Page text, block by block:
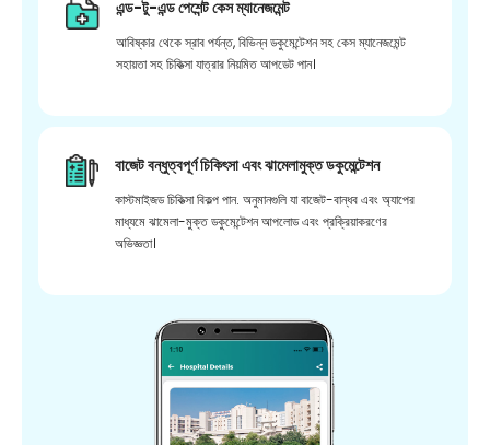
এন্ড-টু-এন্ড পেশেন্ট কেস ম্যানেজমেন্ট
আবিষ্কার থেকে স্রাব পর্যন্ত, বিভিন্ন ডকুমেন্টেশন সহ কেস ম্যানেজমেন্ট
সহায়তা সহ চিকিত্সা যাত্রার নিয়মিত আপডেট পান।
বাজেট বন্ধুত্বপূর্ণ চিকিৎসা এবং ঝামেলামুক্ত ডকুমেন্টেশন
কাস্টমাইজড চিকিত্সা বিকল্প পান. অনুমানগুলি যা বাজেট-বান্ধব এবং অ্যাপের
মাধ্যমে ঝামেলা-মুক্ত ডকুমেন্টেশন আপলোড এবং প্রক্রিয়াকরণের
অভিজ্ঞতা।